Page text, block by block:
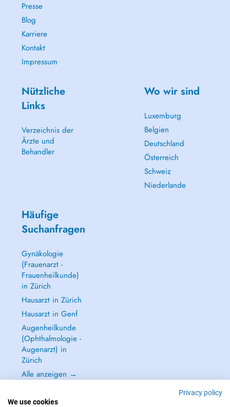
Presse
Blog
Karriere
Kontakt
Impressum
Nützliche
Links
Verzeichnis der
Ärzte und
Behandler
Wo wir sind
Luxemburg
Belgien
Deutschland
Österreich
Schweiz
Niederlande
Häufige
Suchanfragen
Gynäkologie
(Frauenarzt -
Frauenheilkunde)
in Zürich
Hausarzt in Zürich
Hausarzt in Genf
Augenheilkunde
(Ophthalmologie -
Augenarzt) in
Zürich
Alle anzeigen →
Privacy policy
We use cookies